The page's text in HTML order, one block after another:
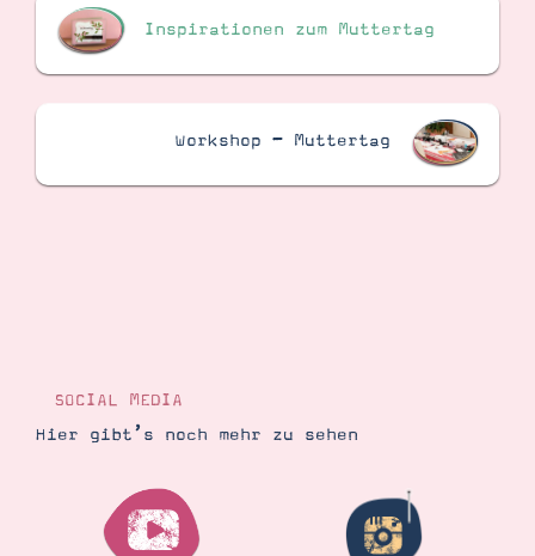
Inspirationen zum Muttertag
Workshop – Muttertag
SOCIAL MEDIA
Hier gibt’s noch mehr zu sehen